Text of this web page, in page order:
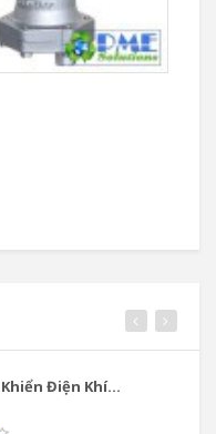
Điện Khí...